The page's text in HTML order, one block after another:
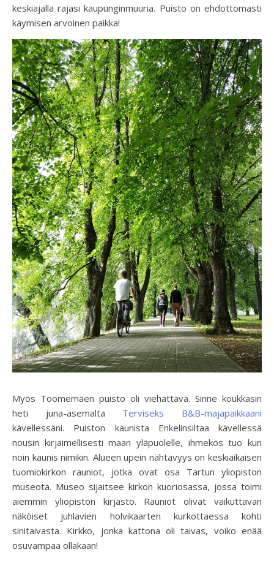
keskiajalla rajasi kaupunginmuuria. Puisto on ehdottomasti
käymisen arvoinen paikka!
Myös Toomemäen puisto oli viehättävä. Sinne koukkasin
heti juna-asemalta Terviseks B&B-majapaikkaani
kävellessäni. Puiston kaunista Enkelinsiltaa kävellessä
nousin kirjaimellisesti maan yläpuolelle, ihmekös tuo kun
noin kaunis nimikin. Alueen upein nähtävyys on keskiaikaisen
tuomiokirkon rauniot, jotka ovat osa Tartun yliopiston
museota. Museo sijaitsee kirkon kuoriosassa, jossa toimi
aiemmin yliopiston kirjasto. Rauniot olivat vaikuttavan
näköiset juhlavien holvikaarten kurkottaessa kohti
sinitaivasta. Kirkko, jonka kattona oli taivas, voiko enää
osuvampaa ollakaan!